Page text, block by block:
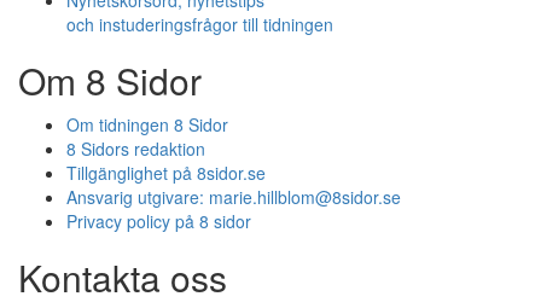
och instuderingsfrågor till tidningen
Om 8 Sidor
Om tidningen 8 Sidor
8 Sidors redaktion
Tillgänglighet på 8sidor.se
Ansvarig utgivare: marie.hillblom@8sidor.se
Privacy policy på 8 sidor
Kontakta oss